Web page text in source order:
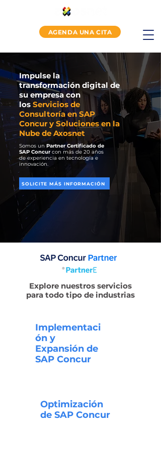
AGENDA UNA CITA
Impulse la
transformación digital de
su empresa con
los Servicios de
Consultoría en SAP
Concur y Soluciones en la
Nube de Axosnet
Somos un Partner Certificado de
SAP Concur con más de 20 años
de experiencia en tecnología e
innovación.
SOLICITE MÁS INFORMACIÓN
Explore nuestros servicios
para todo tipo de industrias
Implementaci
ón y
Expansión de
SAP Concur
Optimización
de SAP Concur